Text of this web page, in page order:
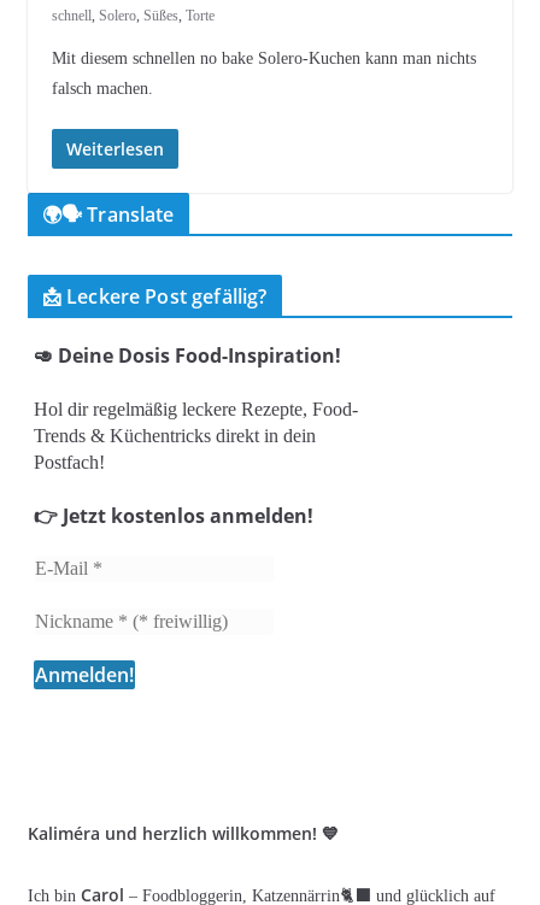
schnell, Solero, Süßes, Torte
Mit diesem schnellen no bake Solero-Kuchen kann man nichts
falsch machen.
Weiterlesen
🌍🗣️ Translate
📩 Leckere Post gefällig?
🥑 Deine Dosis Food-Inspiration!
Hol dir regelmäßig leckere Rezepte, Food-
Trends & Küchentricks direkt in dein
Postfach!
👉 Jetzt kostenlos anmelden!
Kaliméra und herzlich willkommen! 💙
Ich bin Carol – Foodbloggerin, Katzennärrin🐈‍⬛ und glücklich auf